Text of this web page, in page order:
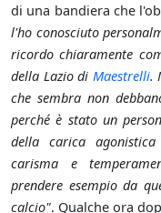
di una bandiera che
l'ho conosciuto
ricordo chiaramente
della Lazio di Maestrelli.
che sembra non
perché è stato un
della carica
carisma e
prendere esempio da
calcio". Qualche ora